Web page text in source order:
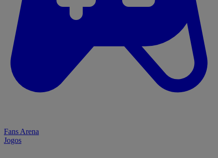
Fans Arena
Jogos